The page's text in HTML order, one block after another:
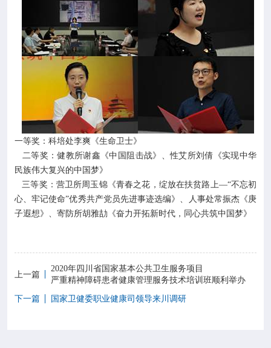
一等奖：科培处李爽《生命卫士》
二等奖：健教所谢鑫《中国阻击战》、性艾所刘倩《实现中华
民族伟大复兴的中国梦》
三等奖：营卫所周玉锦《青春之花，绽放在扶贫路上—“不忘初
心、牢记使命”优秀共产党员先进事迹选编》、人事处常振杰《庚
子遐想》、寄防所胡雅劼《奋力开拓新时代，同心共筑中国梦》
上一篇
2020年四川省国家基本公共卫生服务项目
严重精神障碍患者健康管理服务技术培训班顺利举办
下一篇
国家卫健委职业健康司领导来川调研